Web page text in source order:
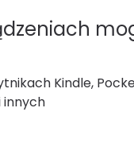
Kindle,
innych